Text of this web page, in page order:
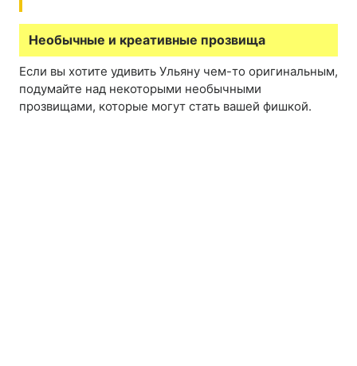
Необычные и креативные прозвища
Если вы хотите удивить Ульяну чем-то оригинальным,
подумайте над некоторыми необычными
прозвищами, которые могут стать вашей фишкой.